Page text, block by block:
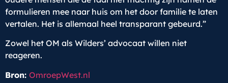
formulieren mee naar huis om het door familie te laten
vertalen. Het is allemaal heel transparant gebeurd.”
Zowel het OM als Wilders’ advocaat willen niet
reageren.
Bron: OmroepWest.nl